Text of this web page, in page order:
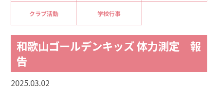
クラブ活動 学校行事
和歌山ゴールデンキッズ 体力測定 報
告
2025.03.02